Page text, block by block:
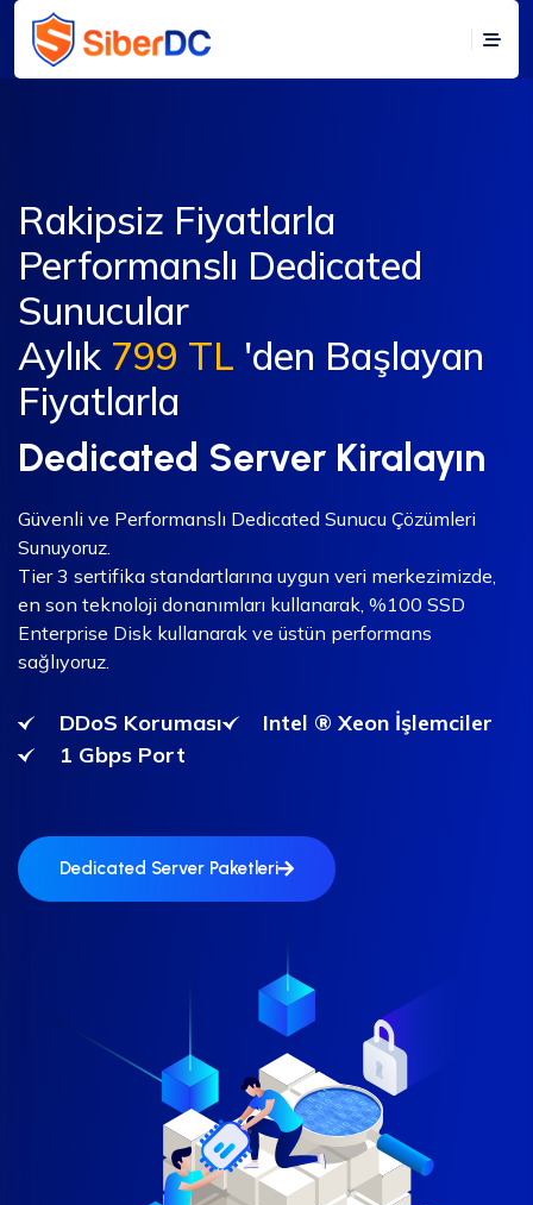
Rakipsiz Fiyatlarla
Performanslı Dedicated
Sunucular
Aylık 799 TL 'den Başlayan
Fiyatlarla
Dedicated Server Kiralayın
Güvenli ve Performanslı Dedicated Sunucu Çözümleri
Sunuyoruz.
Tier 3 sertifika standartlarına uygun veri merkezimizde,
en son teknoloji donanımları kullanarak, %100 SSD
Enterprise Disk kullanarak ve üstün performans
sağlıyoruz.
DDoS Koruması
Intel ® Xeon İşlemciler
1 Gbps Port
Dedicated Server Paketleri